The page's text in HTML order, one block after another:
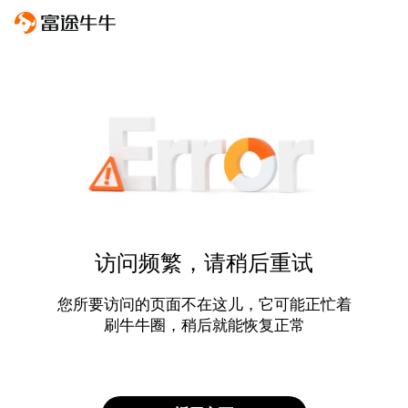
访问频繁，请稍后重试
您所要访问的页面不在这儿，它可能正忙着
刷牛牛圈，稍后就能恢复正常